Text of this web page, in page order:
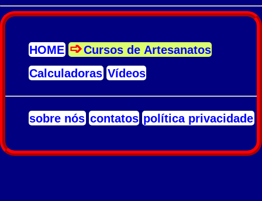
HOME
Cursos de Artesanatos
Calculadoras Vídeos
sobre nós contatos política privacidade